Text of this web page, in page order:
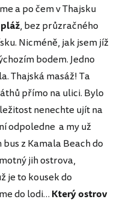
a po čem v Thajsku
, bez průzračného
Nicméně, jak jsem jíž
bodem. Jedno
Thajská masáž! Ta
přímo na ulici. Bylo
nenechte ujít na
odpoledne a my už
z Kamala Beach do
jih ostrova,
je to kousek do
do lodi… Který ostrov